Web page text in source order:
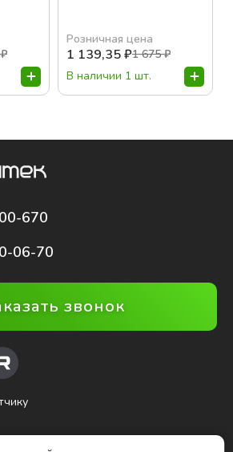
Розничная цена
1 139,35₽1 675₽
В наличии 1 шт.
670
06-70
звонок